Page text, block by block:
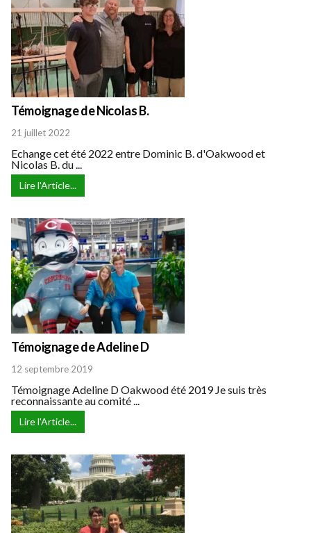
Témoignage de Nicolas B.
21 juillet 2022
Echange cet été 2022 entre Dominic B. d'Oakwood et
Nicolas B. du ...
Lire l'Article...
Témoignage de Adeline D
12 septembre 2019
Témoignage Adeline D Oakwood été 2019 Je suis très
reconnaissante au comité ...
Lire l'Article...